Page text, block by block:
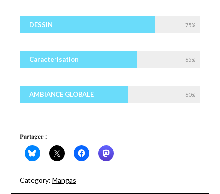
DESSIN 75%
Caracterisation 65%
AMBIANCE GLOBALE 60%
Partager :
Category: Mangas